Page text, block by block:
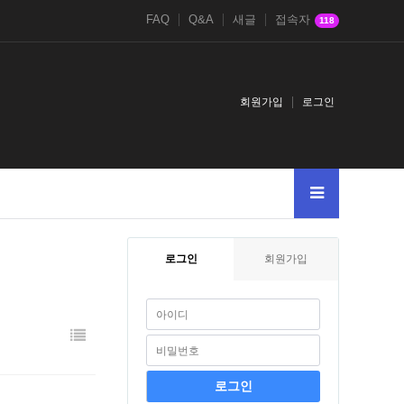
FAQ Q&A 새글 접속자 118
회원가입 로그인
로그인 회원가입